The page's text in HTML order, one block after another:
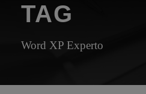
TAG
Word XP Experto